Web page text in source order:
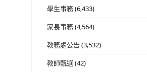
學生事務(6,433)
家長事務(4,564)
教務處公告(3,532)
教師甄選(42)